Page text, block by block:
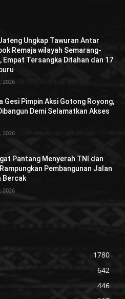
Ungkap Tawuran Antar
Remaja wilayah Semarang-
Empat Tersangka Ditahan dan 17
2026
Gesi Pimpin Aksi Gotong Royong,
Demi Selamatkan Akses
2026
Pantang Menyerah TNI dan
Pembangunan Jalan
Bercak
2026
1780
642
446